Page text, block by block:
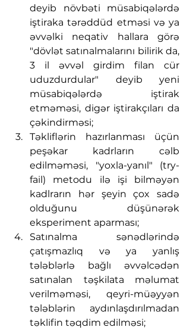
deyib növbəti müsabiqələrdə
iştiraka tərəddüd etməsi və ya
əvvəlki neqativ hallara görə
"dövlət satınalmalarını bilirik da,
3 il əvvəl girdim filan cür
uduzdurdular" deyib yeni
müsabiqələrdə iştirak
etməməsi, digər iştirakçıları da
çəkindirməsi;
Təkliflərin hazırlanması üçün
peşəkar kadrların cəlb
edilməməsi, "yoxla-yanıl" (try-
fail) metodu ilə işi bilməyən
kadlrarın hər şeyin çox sadə
olduğunu düşünərək
eksperiment aparması;
Satınalma sənədlərində
çatışmazlıq və ya yanlış
tələblərlə bağlı əvvəlcədən
satınalan təşkilata məlumat
verilməməsi, qeyri-müəyyən
tələblərin aydınlaşdırılmadan
təklifin təqdim edilməsi;